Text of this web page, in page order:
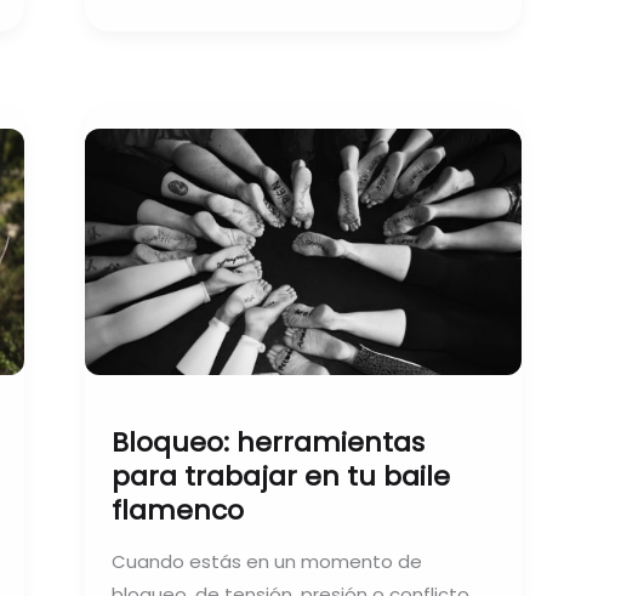
Bloqueo: herramientas
para trabajar en tu baile
flamenco
Cuando estás en un momento de
herramientas
trabajar
en
baile
flamenco